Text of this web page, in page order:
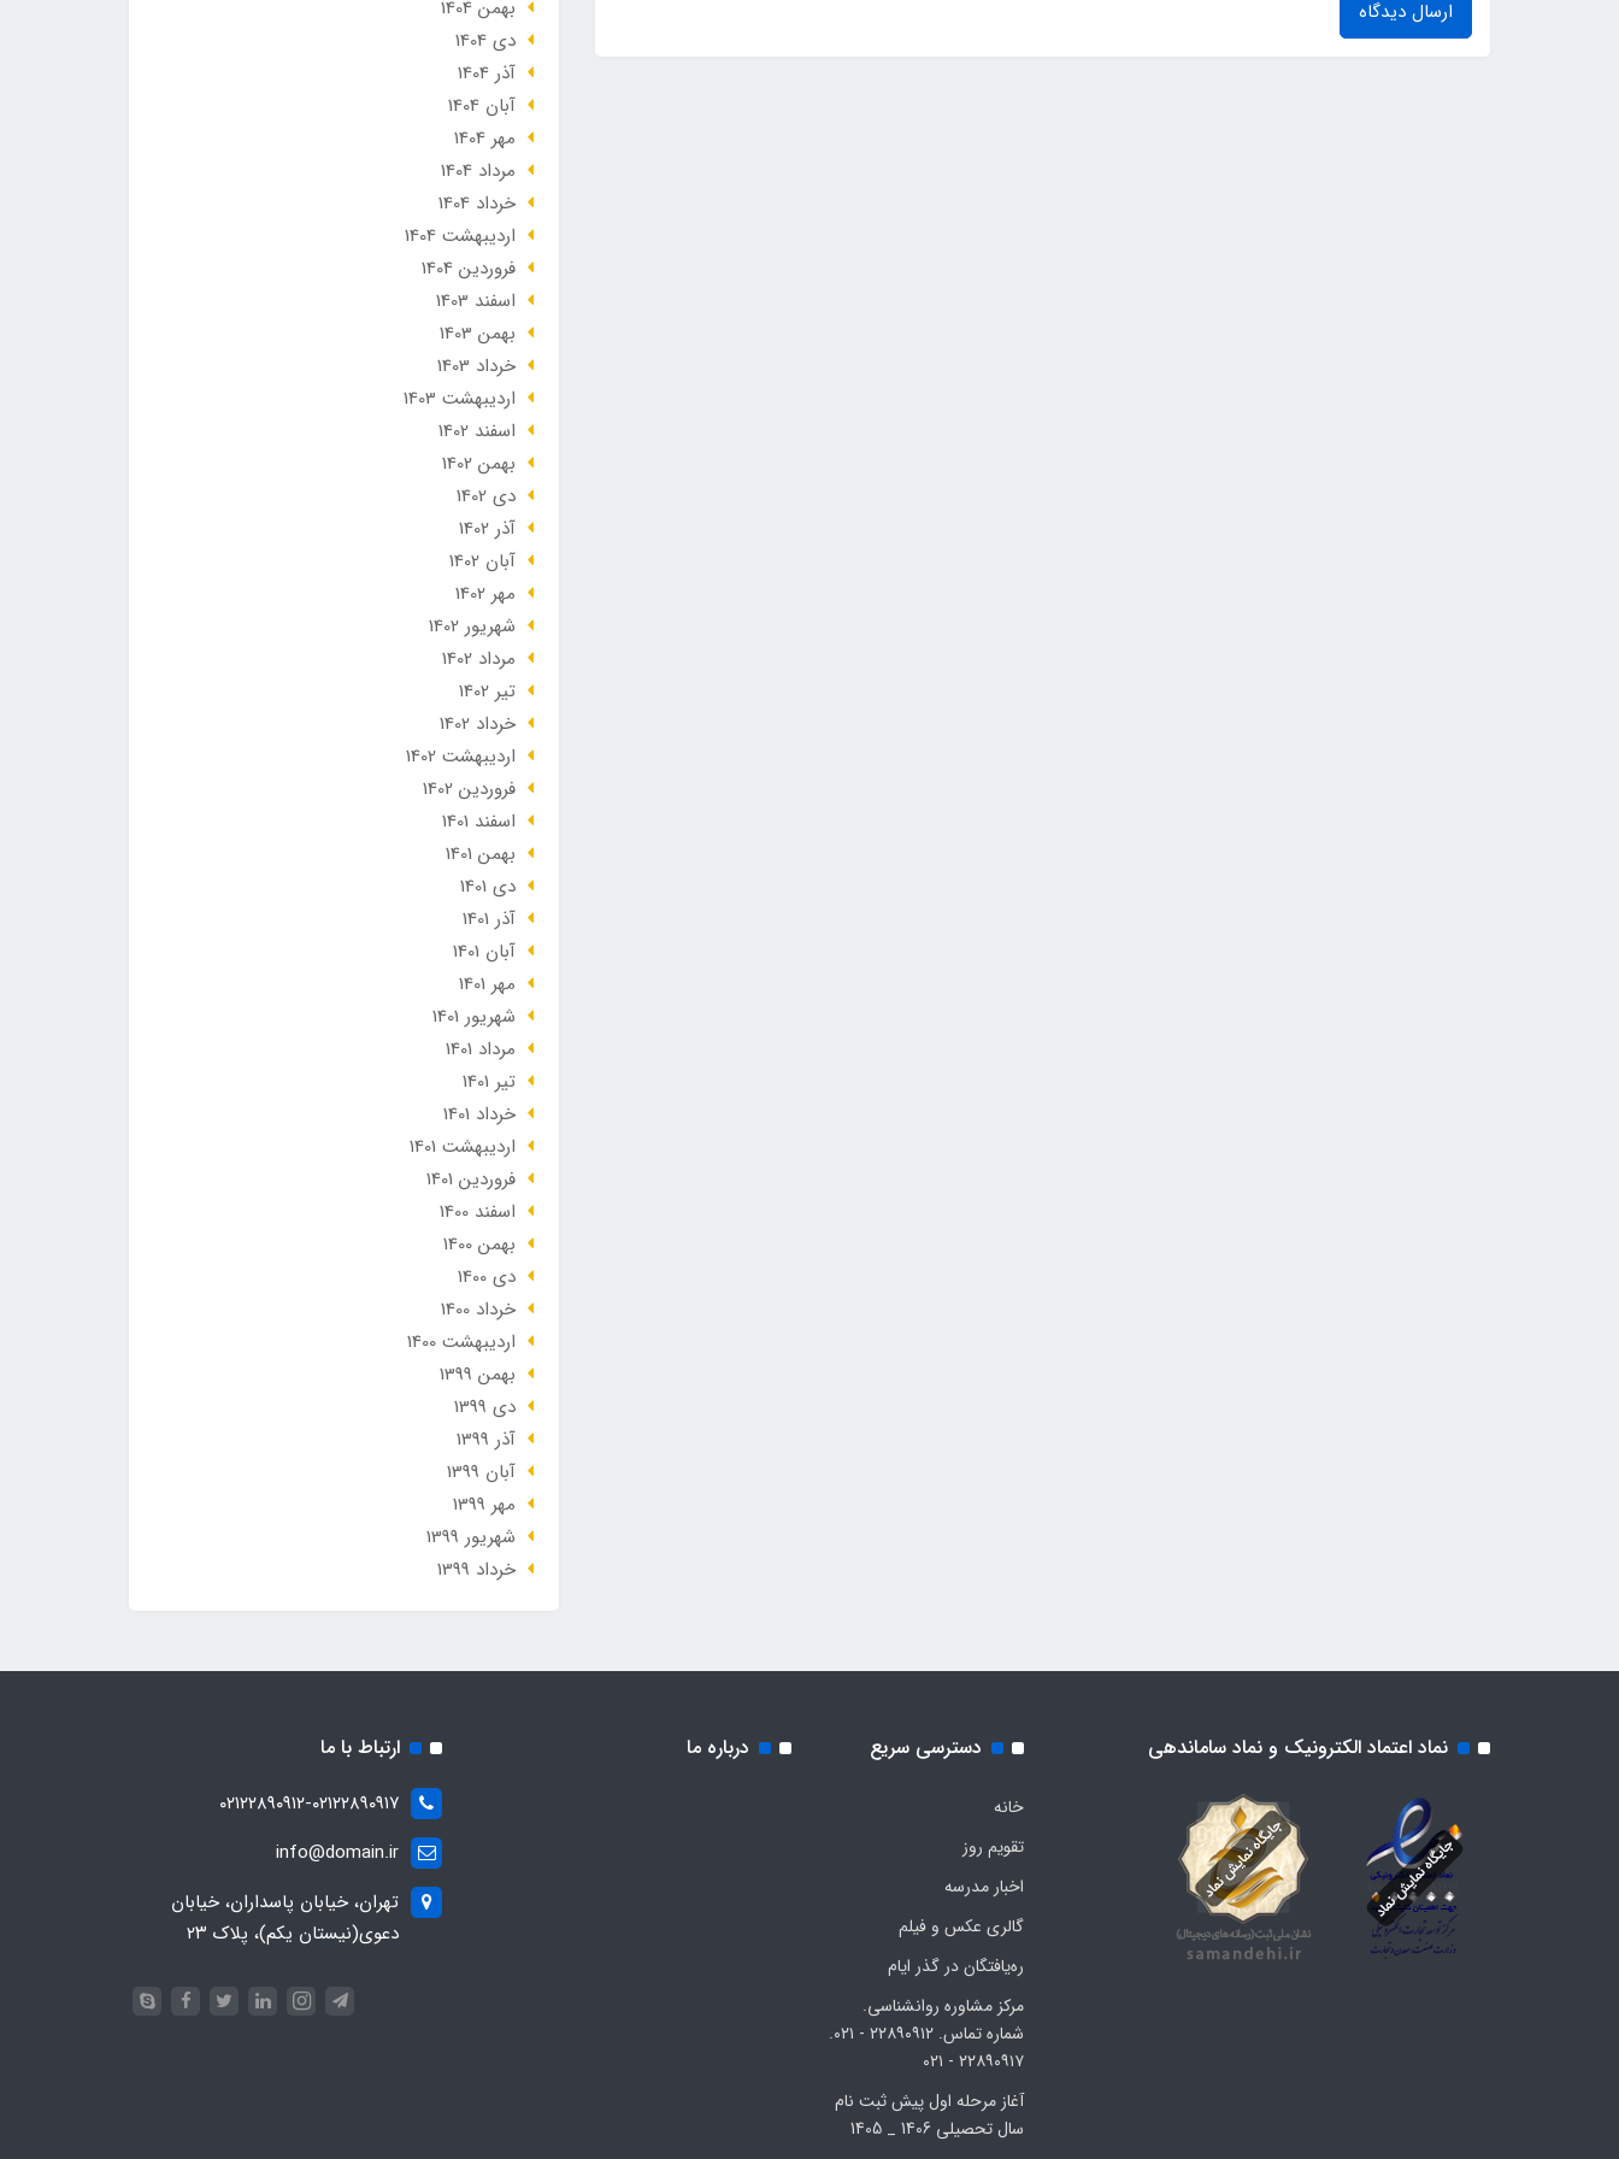
ارسال دیدگاه
بهمن 1404
دی 1404
آذر 1404
آبان 1404
مهر 1404
مرداد 1404
خرداد 1404
ارديبهشت 1404
فروردین 1404
اسفند 1403
بهمن 1403
خرداد 1403
ارديبهشت 1403
اسفند 1402
بهمن 1402
دی 1402
آذر 1402
آبان 1402
مهر 1402
شهریور 1402
مرداد 1402
تير 1402
خرداد 1402
ارديبهشت 1402
فروردین 1402
اسفند 1401
بهمن 1401
دی 1401
آذر 1401
آبان 1401
مهر 1401
شهریور 1401
مرداد 1401
تير 1401
خرداد 1401
ارديبهشت 1401
فروردین 1401
اسفند 1400
بهمن 1400
دی 1400
خرداد 1400
ارديبهشت 1400
بهمن 1399
دی 1399
آذر 1399
آبان 1399
مهر 1399
شهریور 1399
خرداد 1399
نماد اعتماد الکترونیک و نماد ساماندهی دسترسی سریع
خانه
تقویم روز
اخبار مدرسه
گالری عکس و فیلم
ره‌یافتگان در گذر ایام
مرکز مشاوره روانشناسی.
شماره تماس. ۲۲۸۹۰۹۱۲ - ۰۲۱.
۲۲۸۹۰۹۱۷ - ۰۲۱
آغاز مرحله اول پیش ثبت نام
سال تحصیلی 1406 _ 1405
درباره ما ارتباط با ما
۰۲۱۲۲۸۹۰۹۱۲-۰۲۱۲۲۸۹۰۹۱۷
info@domain.ir
تهران، خیابان پاسداران، خیابان
دعوی(نیستان یکم)، پلاک ۲۳